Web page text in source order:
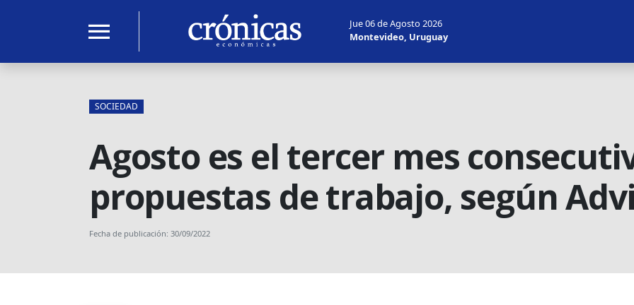
menu
Jue 06 de Agosto 2026
Montevideo, Uruguay
SOCIEDAD
Agosto es el tercer mes
propuestas de trabajo, según
Fecha de publicación: 30/09/2022